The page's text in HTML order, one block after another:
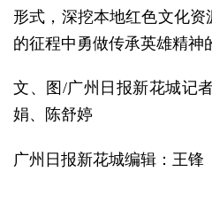
形式，深挖本地红色文化
的征程中勇做传承英雄精神
文、图/广州日报新花城记
娟、陈舒婷
广州日报新花城编辑：王锋